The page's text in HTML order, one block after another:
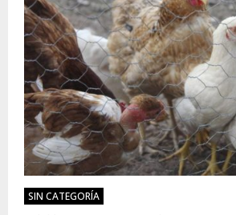
SIN CATEGORÍA